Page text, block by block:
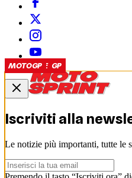
TEST MOTOGP
MOTOGP
TEST MOTOGP
TEST MOTOGP
SUPERBIKE
MOTOGP
MOTOGP
MOTOGP
MOTOGP
Iscriviti alla
Le notizie più importanti, tutte le